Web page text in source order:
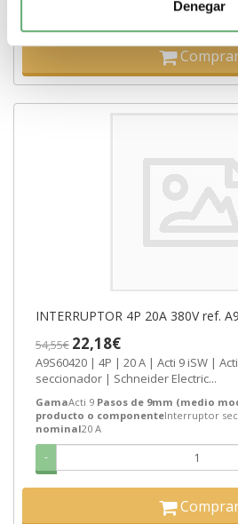
Denegar
INTERRUPTOR
54,55€ 22,18€
A9S60420 | 4P | 20 A | Acti 9 iSW | Acti 9 | 4 | Interruptor
seccionador | Schneider Electric...
GamaActi 9 Pasos de 9mm (medio
producto o componenteInterruptor
nominal20 A
-